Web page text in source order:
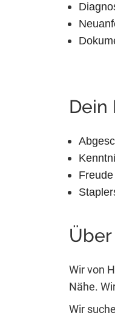
Dein
Wir von
Nähe.
Wir